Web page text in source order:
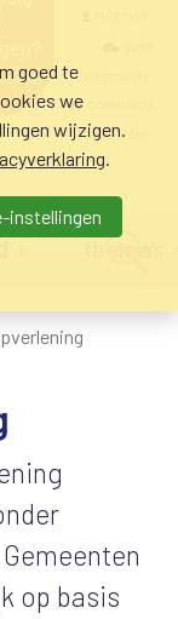
nvvk-leden
op basis
goed te
we
wijzigen.
.
instellingen